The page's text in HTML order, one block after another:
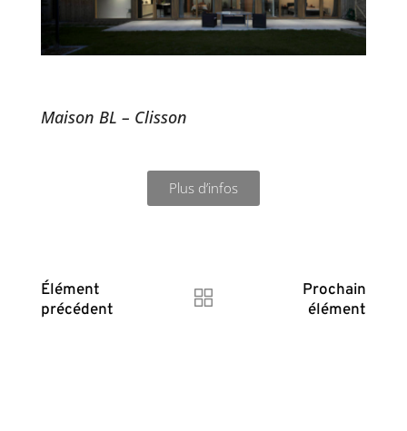
Maison BL – Clisson
Plus d’infos
Élément
précédent
Prochain
élément